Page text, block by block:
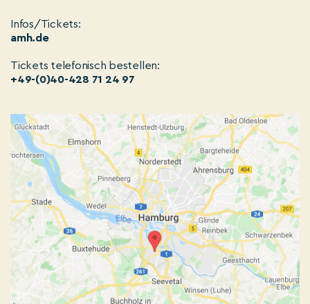
Infos/Tickets:
amh.de
Tickets telefonisch bestellen:
+49-(0)40-428 71 24 97